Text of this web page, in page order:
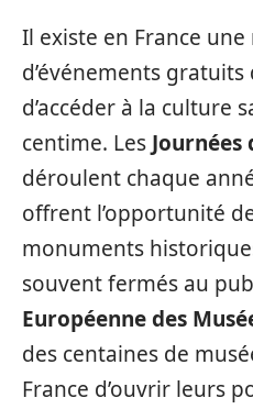
Il existe en France
d’événements
d’accéder à la culture
centime. Les
déroulent chaque
offrent l’opportunité
monuments
souvent fermés au
Européenne des
des centaines de
France d’ouvrir leurs